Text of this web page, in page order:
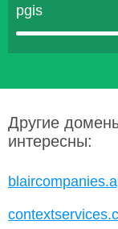
pgis
Другие
интересны: